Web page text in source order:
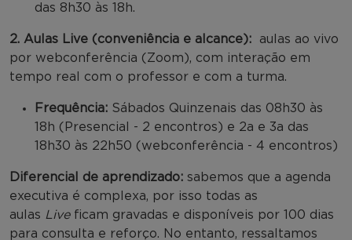
das 8h30 às 18h.
2. Aulas Live (conveniência e alcance):
aulas ao vivo
por webconferência (Zoom), com interação em
tempo real com o professor e com a turma.
Frequência: Sábados Quinzenais das 08h30 às
18h (Presencial - 2 encontros) e 2a e 3a das
18h30 às 22h50 (webconferência - 4 encontros)
Diferencial de aprendizado: sabemos que a agenda
executiva é complexa, por isso todas as
aulas Liveficam gravadas e disponíveis por 100 dias
para consulta e reforço. No entanto, ressaltamos